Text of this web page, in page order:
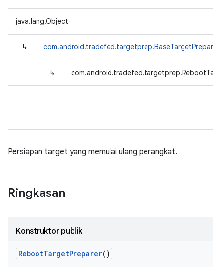
java.lang.Object
↳ com.android.tradefed.targetprep.BaseTargetPreparer
↳
Persiapan target yang memulai ulang perangkat.
Ringkasan
Konstruktor publik
RebootTargetPreparer()